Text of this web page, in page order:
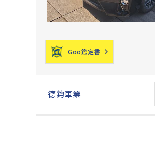
Goo鑑定書
德鈞車業